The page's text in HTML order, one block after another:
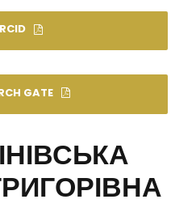
GATE